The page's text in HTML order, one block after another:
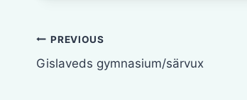
Inläggsnavigering
PREVIOUS
Gislaveds gymnasium/särvux